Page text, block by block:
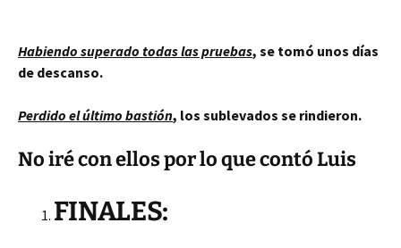
Habiendo superado todas las pruebas, se tomó unos días
de descanso.
Perdido el último bastión, los sublevados se rindieron.
No iré con ellos por lo que contó Luis
FINALES: